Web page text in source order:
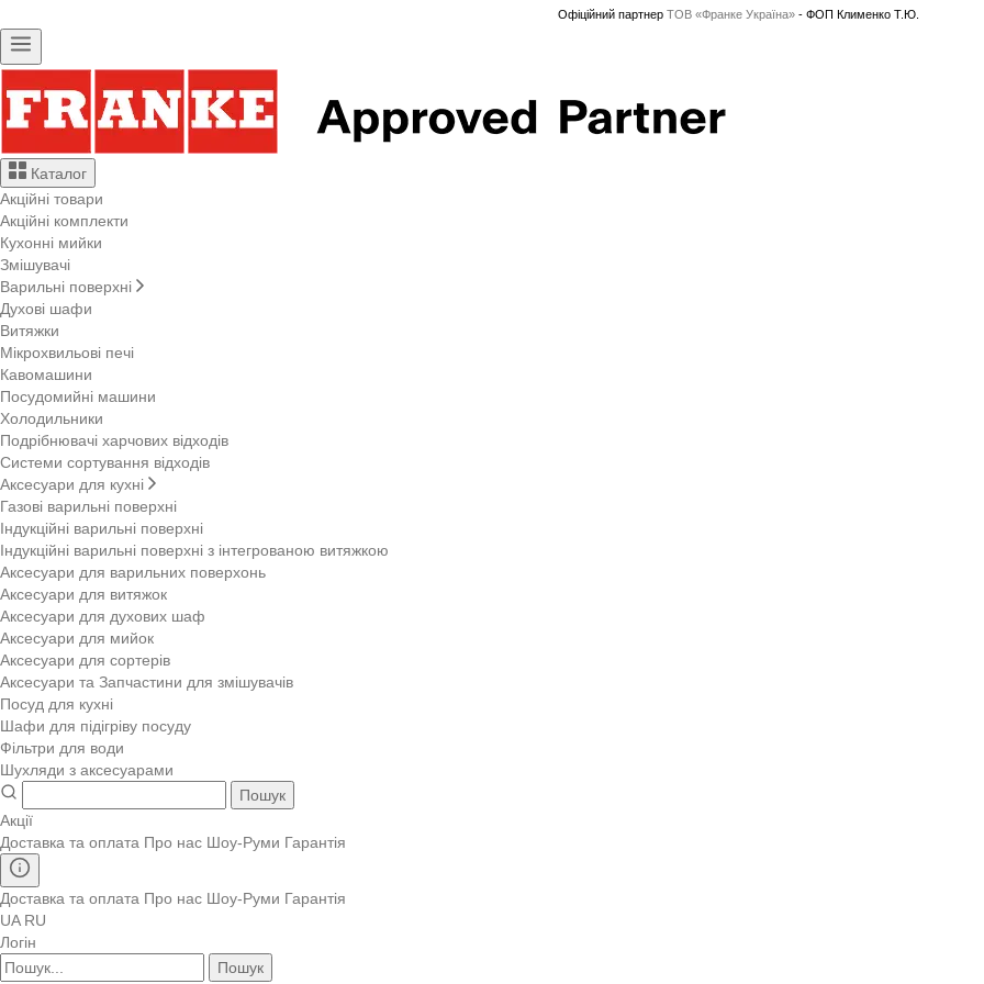
Офіційний партнер ТОВ «Франке Україна»- ФОП Клименко Т.Ю.
Каталог
Акційні товари
Акційні комплекти
Кухонні мийки
Змішувачі
Варильні поверхні
Духові шафи
Витяжки
Мікрохвильові печі
Кавомашини
Посудомийні машини
Холодильники
Подрібнювачі харчових відходів
Системи сортування відходів
Аксесуари для кухні
Газові варильні поверхні
Індукційні варильні поверхні
Індукційні варильні поверхні з інтегрованою витяжкою
Аксесуари для варильних поверхонь
Аксесуари для витяжок
Аксесуари для духових шаф
Аксесуари для мийок
Аксесуари для сортерів
Аксесуари та Запчастини для змішувачів
Посуд для кухні
Шафи для підігріву посуду
Фільтри для води
Шухляди з аксесуарами
Пошук
Акції
Доставка та оплата Про нас Шоу-Руми Гарантія
Доставка та оплата Про нас Шоу-Руми Гарантія
UA RU
Логін
Пошук